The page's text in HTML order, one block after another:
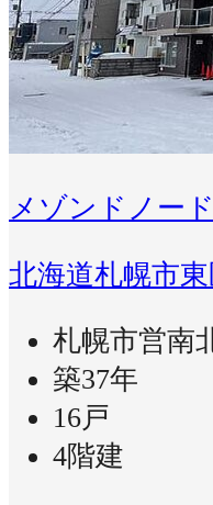
メゾンドノード
北海道札幌市
札幌市営南
築37年
16戸
4階建